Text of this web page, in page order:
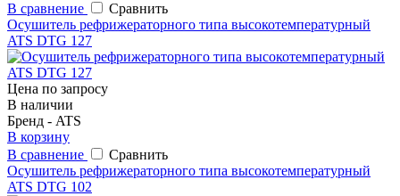
В сравнение
Сравнить
Осушитель рефрижераторного типа высокотемпературный
ATS DTG 127
Цена по запросу
В наличии
Бренд - ATS
В корзину
В сравнение
Сравнить
Осушитель рефрижераторного типа высокотемпературный
ATS DTG 102